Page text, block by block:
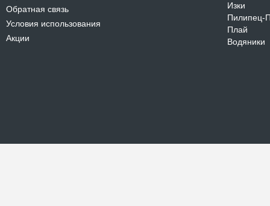
Обратная связь
Условия использования
Акции
Изки
Пилипец-
Плай
Водяники